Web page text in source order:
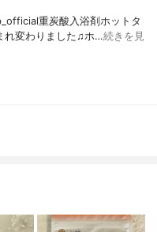
重炭酸入浴剤ホットタ
れ変わりました♫ホ…続きを見